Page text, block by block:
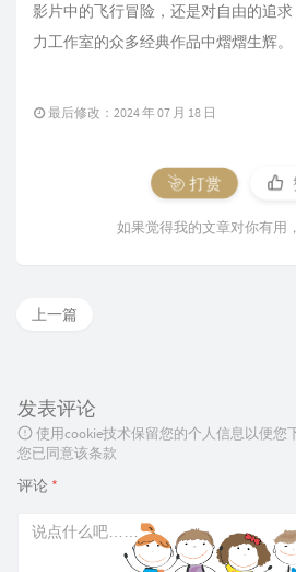
影片中的飞行冒险，还是对自由的追
力工作室的众多经典作品中熠熠生辉。
最后修改：2024 年 07 月 18 日
打赏
如果觉得我的文章对你有用
上一篇
发表评论
使用cookie技术保留您的个人信息以便您
您已同意该条款
评论 *